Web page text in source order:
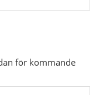
för kommande